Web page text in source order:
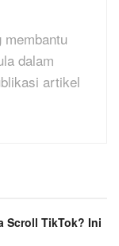
membantu
dalam
artikel
Scroll TikTok? Ini